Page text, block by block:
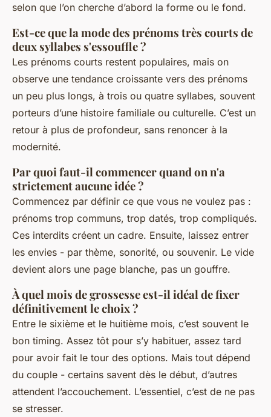
selon que l’on cherche d’abord la forme ou le fond.
Est-ce que la mode des prénoms très courts de
deux syllabes s'essouffle ?
Les prénoms courts restent populaires, mais on
observe une tendance croissante vers des prénoms
un peu plus longs, à trois ou quatre syllabes, souvent
porteurs d’une histoire familiale ou culturelle. C’est un
retour à plus de profondeur, sans renoncer à la
modernité.
Par quoi faut-il commencer quand on n'a
strictement aucune idée ?
Commencez par définir ce que vous ne voulez pas :
prénoms trop communs, trop datés, trop compliqués.
Ces interdits créent un cadre. Ensuite, laissez entrer
les envies - par thème, sonorité, ou souvenir. Le vide
devient alors une page blanche, pas un gouffre.
À quel mois de grossesse est-il idéal de fixer
définitivement le choix ?
Entre le sixième et le huitième mois, c’est souvent le
bon timing. Assez tôt pour s’y habituer, assez tard
pour avoir fait le tour des options. Mais tout dépend
du couple - certains savent dès le début, d’autres
attendent l’accouchement. L’essentiel, c’est de ne pas
se stresser.